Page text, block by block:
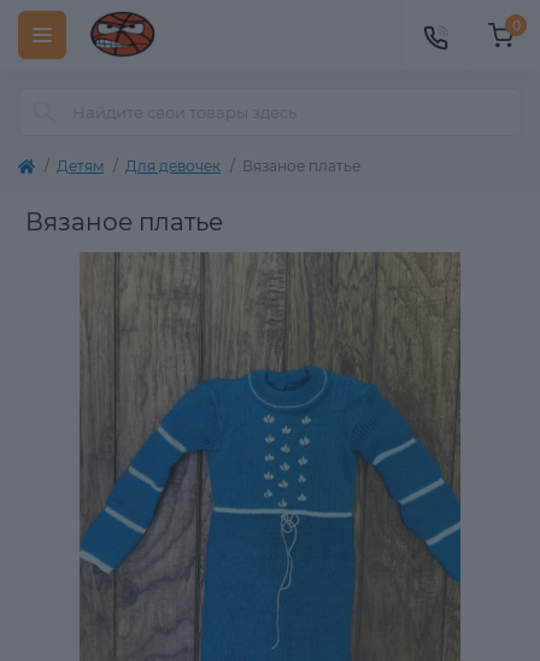
0
Детям Для девочек Вязаное платье
Вязаное платье